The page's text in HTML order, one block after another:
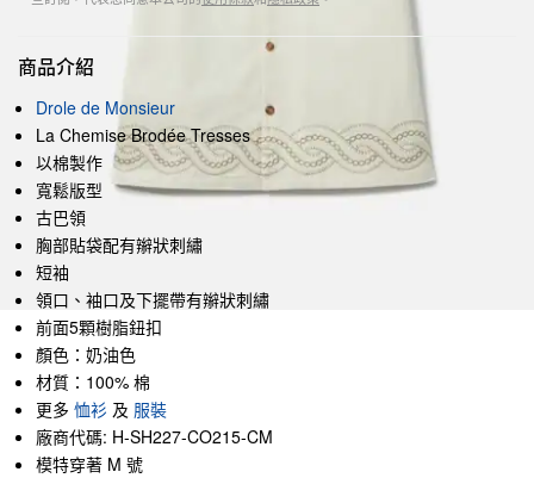
商品介紹
Drole de Monsieur
La Chemise Brodée Tresses
以棉製作
寬鬆版型
古巴領
胸部貼袋配有辮狀刺繡
短袖
領口、袖口及下擺帶有辮狀刺繡
前面5顆樹脂鈕扣
顏色：奶油色
材質：100% 棉
更多 恤衫 及 服裝
廠商代碼: H-SH227-CO215-CM
模特穿著 M 號